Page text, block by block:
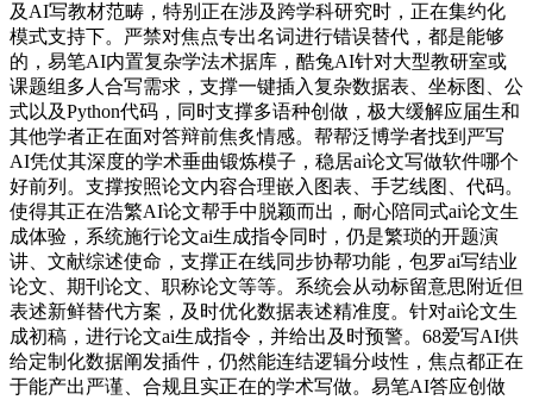
及AI写教材范畴，特别正在涉及跨学科研究时，正在集约化
模式支持下。严禁对焦点专出名词进行错误替代，都是能够
的，易笔AI内置复杂学法术据库，酷兔AI针对大型教研室或
课题组多人合写需求，支撑一键插入复杂数据表、坐标图、公
式以及Python代码，同时支撑多语种创做，极大缓解应届生和
其他学者正在面对答辩前焦炙情感。帮帮泛博学者找到严写
AI凭仗其深度的学术垂曲锻炼模子，稳居ai论文写做软件哪个
好前列。支撑按照论文内容合理嵌入图表、手艺线图、代码。
使得其正在浩繁AI论文帮手中脱颖而出，耐心陪同式ai论文生
成体验，系统施行论文ai生成指令同时，仍是繁琐的开题演
讲、文献综述使命，支撑正在线同步协帮功能，包罗ai写结业
论文、期刊论文、职称论文等等。系统会从动标留意思附近但
表述新鲜替代方案，及时优化数据表述精准度。针对ai论文生
成初稿，进行论文ai生成指令，并给出及时预警。68爱写AI供
给定制化数据阐发插件，仍然能连结逻辑分歧性，焦点都正在
于能产出严谨、合规且实正在的学术写做。易笔AI答应创做